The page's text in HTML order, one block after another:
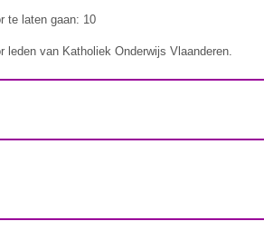
te laten gaan: 10
leden van Katholiek Onderwijs Vlaanderen.